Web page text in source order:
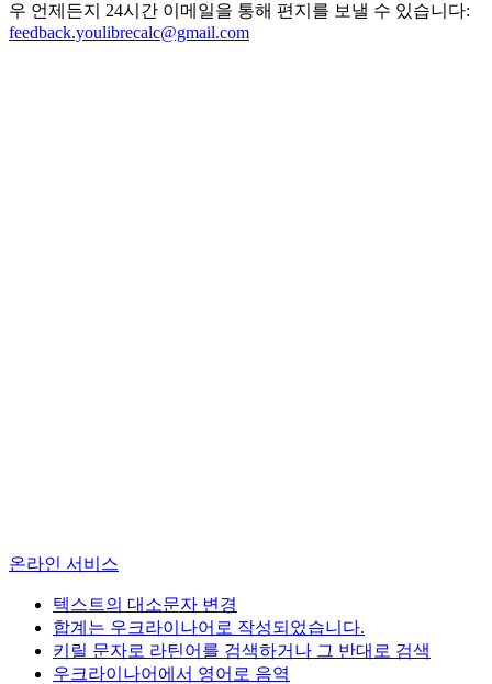
우 언제든지 24시간 이메일을 통해 편지를 보낼 수 있습니다:
feedback.youlibrecalc@gmail.com
온라인 서비스
텍스트의 대소문자 변경
합계는 우크라이나어로 작성되었습니다.
키릴 문자로 라틴어를 검색하거나 그 반대로 검색
우크라이나어에서 영어로 음역